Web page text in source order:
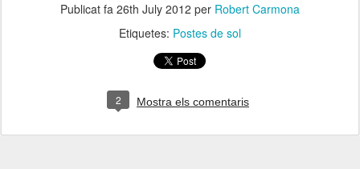
Publicat fa 26th July 2012 per Robert Carmona
Etiquetes: Postes de sol
2 Mostra els comentaris